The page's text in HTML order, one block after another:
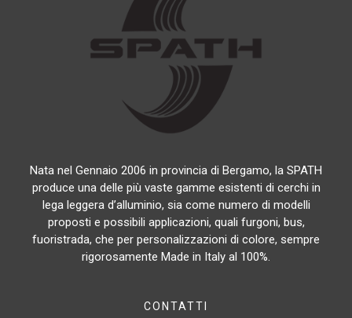
Nata nel Gennaio 2006 in provincia di Bergamo, la SPATH
produce una delle più vaste gamme esistenti di cerchi in
lega leggera d’alluminio, sia come numero di modelli
proposti e possibili applicazioni, quali furgoni, bus,
fuoristrada, che per personalizzazioni di colore, sempre
rigorosamente Made in Italy al 100%.
CONTATTI